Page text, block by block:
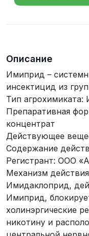
Описание
Имиприд –
инсектицид из
Тип
Препаративная
концентрат
Действующее
Содержание
Регистрант: ООО
Механизм действия
Имидаклоприд,
Имиприд,
холинэргические
никотину и